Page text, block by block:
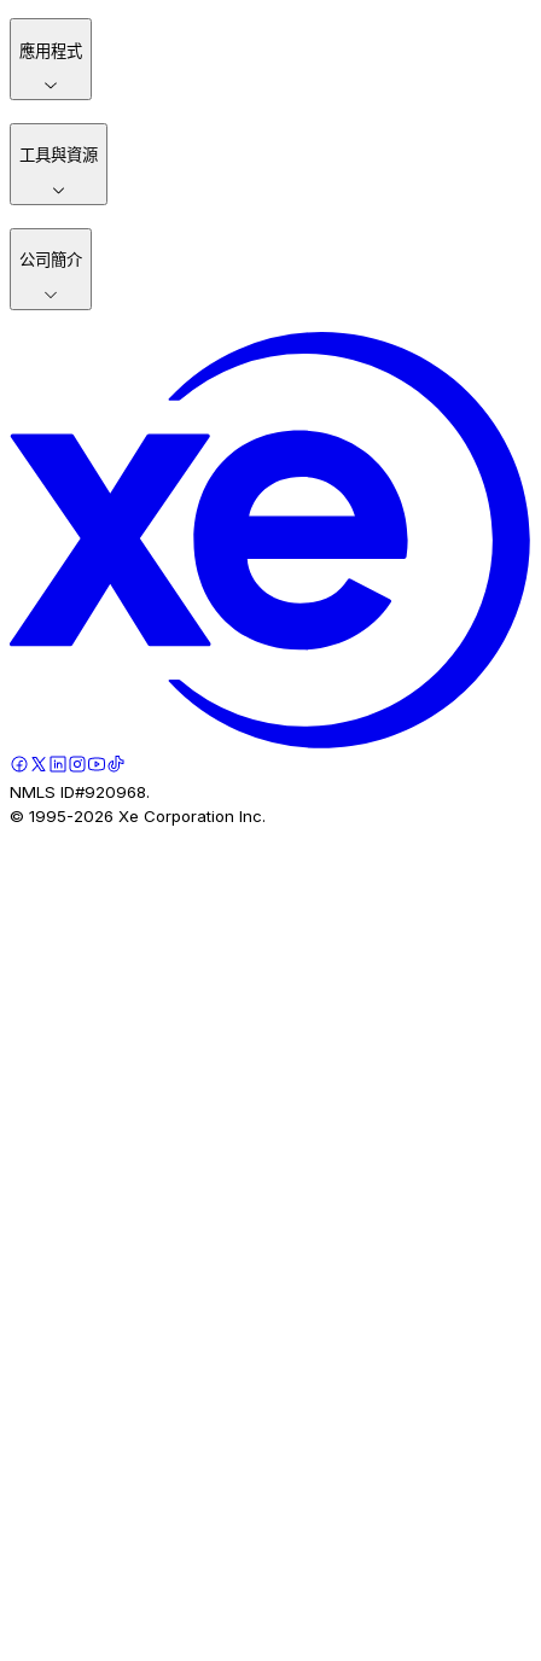
應用程式
工具與資源
公司簡介
NMLS ID#920968.
© 1995-2026 Xe Corporation Inc.